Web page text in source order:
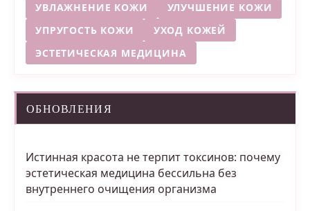
УВЛАЖНЕНИЕ КОЖИ
УЛУЧШЕНИЕ КОЖИ
УПРУГОСТЬ КОЖИ
УХОД КОЖЕЙ
ЭСТЕТИЧЕСКАЯ МЕДИЦИНА
ОБНОВЛЕНИЯ
Истинная красота не терпит токсинов: почему
эстетическая медицина бессильна без
внутреннего очищения организма